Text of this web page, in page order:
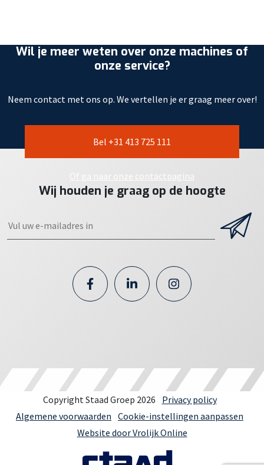
Wil je meer weten over onze machines of
onze service?
Neem contact met ons op. We vertellen je er graag meer over!
Bel +31 413 725 111
Of ga naar onze contactpagina
Wij houden je graag op de hoogte
Copyright Staad Groep 2026
Privacy policy
Algemene voorwaarden Cookie-instellingen aanpassen
Website door Vrolijk Online